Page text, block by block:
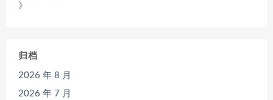
》
归档
2026 年 8 月
2026 年 7 月